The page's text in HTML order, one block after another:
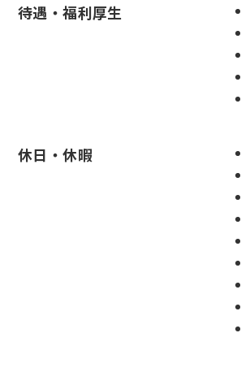
待遇・福利厚生
休日・休暇